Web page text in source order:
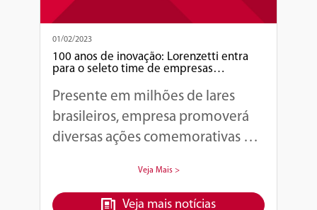
01/02/2023
100 anos de inovação: Lorenzetti entra
para o seleto time de empresas
Presente em milhões de lares
brasileiros, empresa promoverá
diversas ações comemorativas à
Veja Mais >
Veja mais notícias